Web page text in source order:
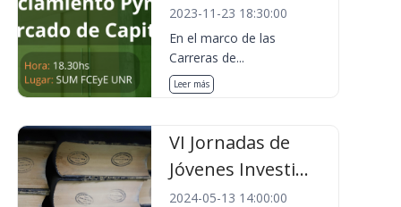
2023-11-23 18:30:00
En el marco de las
Carreras de...
Leer más
VI Jornadas de
Jóvenes Investi...
2024-05-13 14:00:00